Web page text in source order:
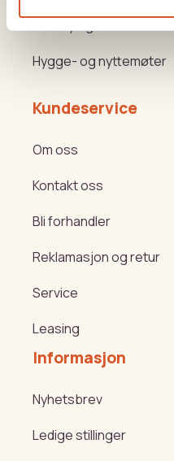
Hygge- og nyttemøter
Kundeservice
Om oss
Kontakt oss
Bli forhandler
Reklamasjon og retur
Service
Leasing
Informasjon
Nyhetsbrev
Ledige stillinger